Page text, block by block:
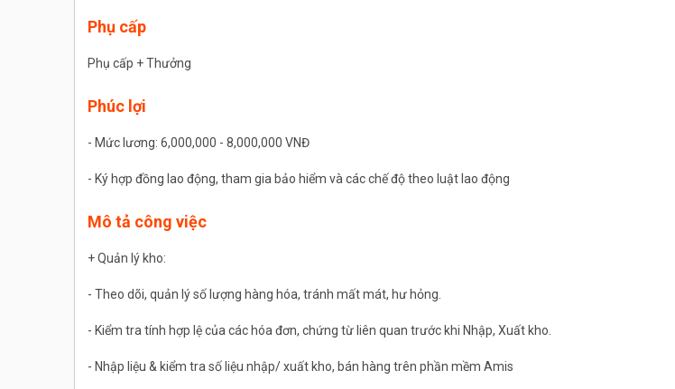
Phụ cấp
Phụ cấp + Thưởng
Phúc lợi
- Mức lương: 6,000,000 - 8,000,000 VNĐ
- Ký hợp đồng lao động, tham gia bảo hiểm và các chế độ theo luật lao động
Mô tả công việc
+ Quản lý kho:
- Theo dõi, quản lý số lượng hàng hóa, tránh mất mát, hư hỏng.
- Kiểm tra tính hợp lệ của các hóa đơn, chứng từ liên quan trước khi Nhập, Xuất kho.
- Nhập liệu & kiểm tra số liệu nhập/ xuất kho, bán hàng trên phần mềm Amis